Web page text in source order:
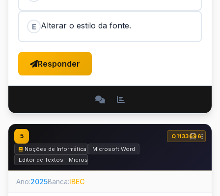
E Alterar o estilo da fonte.
Responder
5
Q1133696
Noções de Informática
Microsoft Word
Editor de Textos - Microsoft Word e BrOffice.org Writer
Ano:2025Banca:IBEC